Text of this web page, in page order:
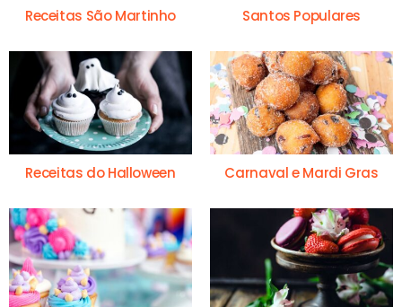
Receitas São Martinho Santos Populares
Receitas do Halloween Carnaval e Mardi Gras